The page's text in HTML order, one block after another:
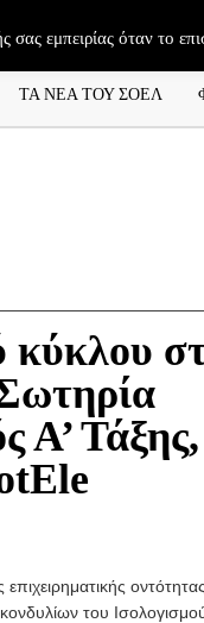
ΤΑ ΝΕΑ ΤΟΥ ΣΟΕΛ
κύκλου
Α’ Τάξης,
οντότητας
του
εμπειρίας όταν το